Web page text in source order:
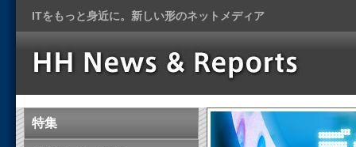
ITをもっと身近に。新しい形のネットメディア
特集